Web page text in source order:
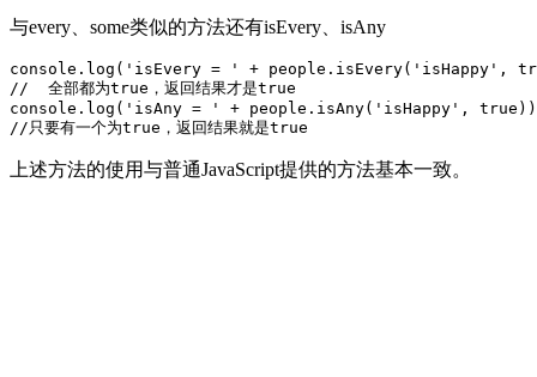
与every、some类似的方法还有isEvery、isAny
console.log('isEvery = ' +
//  全部都为true，返回结果才是true
console.log('isAny = ' + people.isAny('isHappy',
上述方法的使用与普通JavaScript提供的方法基本一致。